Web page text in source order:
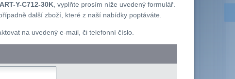
Y-C712-30K, vyplňte prosím níže uvedený formulář.
další zboží, které z naší nabídky poptáváte.
na uvedený e-mail, či telefonní číslo.